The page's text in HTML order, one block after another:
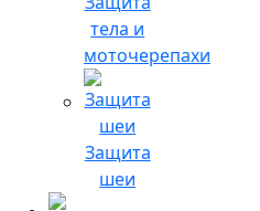
тела и
моточерепахи
Защита
шеи